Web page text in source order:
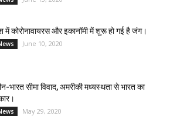
में कोरोनावायरस और इकानॉमी में शुरू हो गई है जंग।
June 10, 2020
भारत सीमा विवाद, अमरीकी मध्यस्थता से भारत का
May 29, 2020